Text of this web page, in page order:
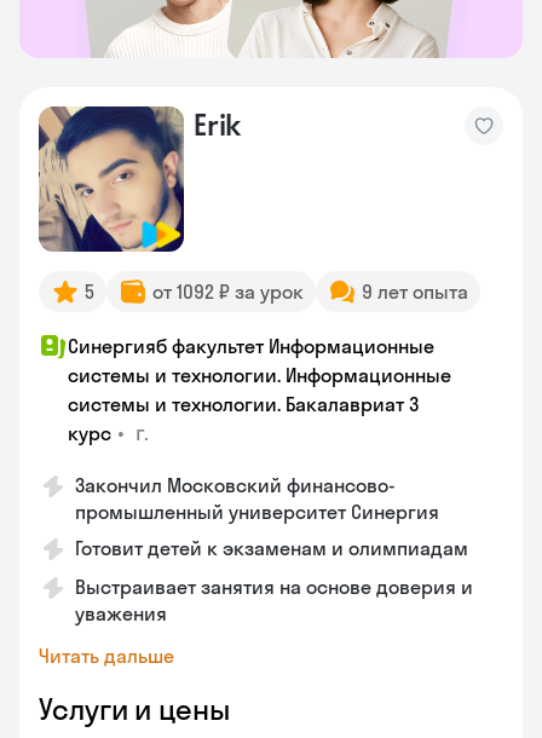
Erik
5 от 1092 ₽ за урок 9 лет опыта
Синергияб факультет Информационные
системы и технологии. Информационные
системы и технологии. Бакалавриат 3
курс • г.
Закончил Московский финансово-
промышленный университет Синергия
Готовит детей к экзаменам и олимпиадам
Выстраивает занятия на основе доверия и
уважения
Читать дальше
Услуги и цены